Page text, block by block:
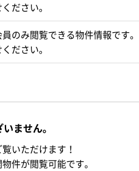
ださい。
のみ閲覧できる物件情報です。
ださい。
ません。
いただけます！
件が閲覧可能です。